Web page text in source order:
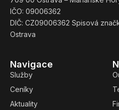
Navigace
Služby
Ceníky
Aktuality
IČO: 09006362
DIČ: CZ09006362 Spisová
Ostrava